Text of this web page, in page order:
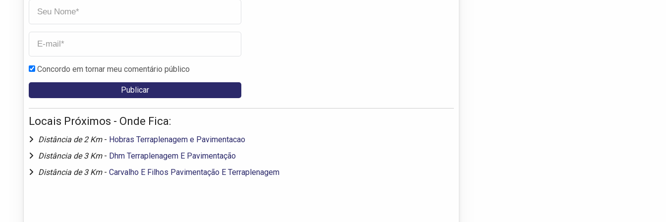
Concordo em tornar meu comentário público
Locais Próximos - Onde Fica:
Distância de 2 Km - Hobras Terraplenagem e Pavimentacao
Distância de 3 Km - Dhm Terraplenagem E Pavimentação
Distância de 3 Km - Carvalho E Filhos Pavimentação E Terraplenagem